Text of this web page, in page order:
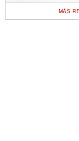
MÁS